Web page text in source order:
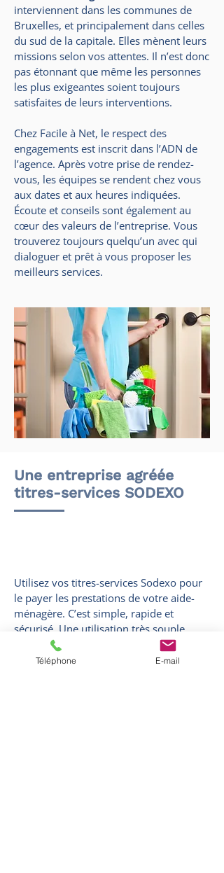
interviennent dans les communes de
Bruxelles, et principalement dans celles
du sud de la capitale. Elles mènent leurs
missions selon vos attentes. Il n’est donc
pas étonnant que même les personnes
les plus exigeantes soient toujours
satisfaites de leurs interventions.
Chez Facile à Net, le respect des
engagements est inscrit dans l’ADN de
l’agence. Après votre prise de rendez-
vous, les équipes se rendent chez vous
aux dates et aux heures indiquées.
Écoute et conseils sont également au
cœur des valeurs de l’entreprise. Vous
trouverez toujours quelqu’un avec qui
dialoguer et prêt à vous proposer les
meilleurs services.
Une entreprise agréée
titres-services SODEXO
Utilisez vos titres-services Sodexo pour
le payer les prestations de votre aide-
ménagère. C’est simple, rapide et
sécurisé. Une utilisation très souple
vous permet de décider de la fréquence
des nettoyages et des tâches à effectuer.
Téléphone E-mail